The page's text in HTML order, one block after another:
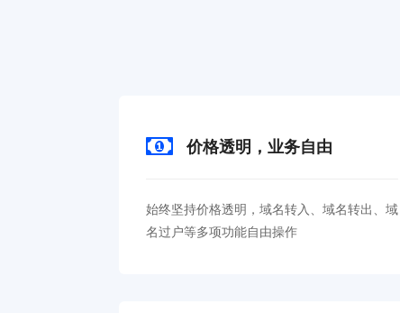
价格透明，业务自由
始终坚持价格透明，域名转入、域名转出、域
名过户等多项功能自由操作